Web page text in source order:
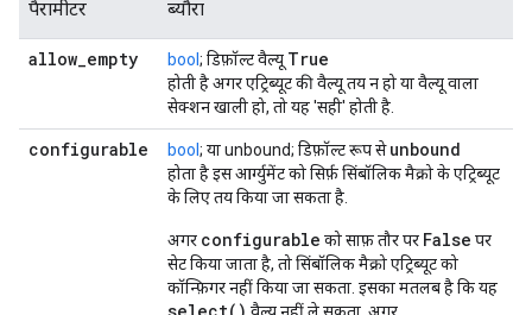
पैरामीटर ब्यौरा
allow_empty bool ; डिफ़ॉल्ट वैल्यू True
होती है अगर एट्रिब्यूट की वैल्यू तय न हो या वैल्यू वाला
सेक्शन खाली हो, तो यह 'सही' होती है.
configurable bool ; या unbound; डिफ़ॉल्ट रूप सेunbound
होता है इस आर्ग्युमेंट को सिर्फ़ सिंबॉलिक मैक्रो के एट्रिब्यूट
के लिए तय किया जा सकता है.
अगर configurable को साफ़ तौर पर False पर
सेट किया जाता है, तो सिंबॉलिक मैक्रो एट्रिब्यूट को
कॉन्फ़िगर नहीं किया जा सकता. इसका मतलब है कि यह